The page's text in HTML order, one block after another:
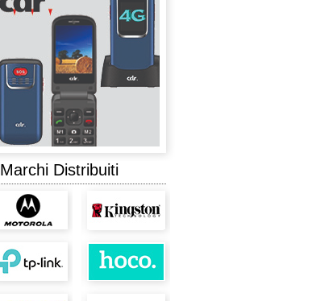
Marchi Distribuiti